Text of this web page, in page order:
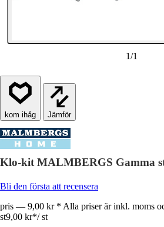
1/1
Jämför
Klo-kit MALMBERGS Gamma
Bli den första att recensera
pris — 9,00 kr * Alla priser är inkl. moms
st9,00 kr*/ st